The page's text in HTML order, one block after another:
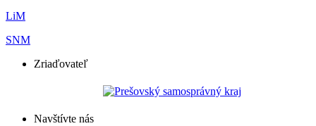
LiM
SNM
Zriaďovateľ
Navštívte nás